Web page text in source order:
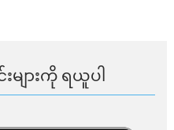
များကို ရယူပါ